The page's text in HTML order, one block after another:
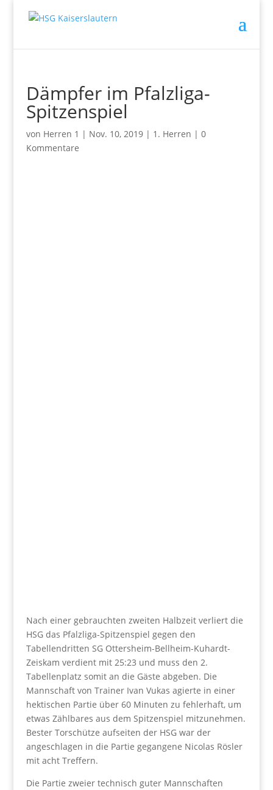
Dämpfer im Pfalzliga-
Spitzenspiel
von Herren 1 | Nov. 10, 2019| 1. Herren | 0
Kommentare
Nach einer gebrauchten zweiten Halbzeit verliert die
HSG das Pfalzliga-Spitzenspiel gegen den
Tabellendritten SG Ottersheim-Bellheim-Kuhardt-
Zeiskam verdient mit 25:23 und muss den 2.
Tabellenplatz somit an die Gäste abgeben. Die
Mannschaft von Trainer Ivan Vukas agierte in einer
hektischen Partie über 60 Minuten zu fehlerhaft, um
etwas Zählbares aus dem Spitzenspiel mitzunehmen.
Bester Torschütze aufseiten der HSG war der
angeschlagen in die Partie gegangene Nicolas Rösler
mit acht Treffern.
Die Partie zweier technisch guter Mannschaften